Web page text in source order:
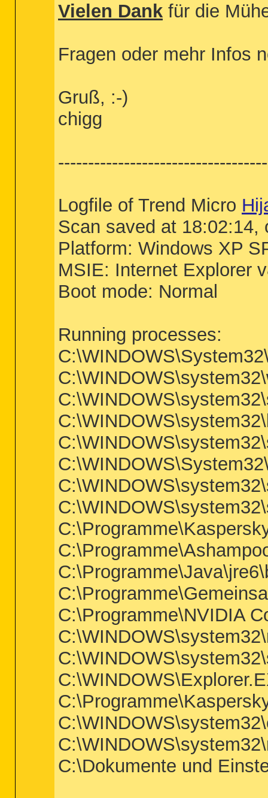
Vielen Dank für die
Fragen oder mehr Infos
Gruß, :-)
chigg
Logfile of Trend Micro
Scan saved at 18:02:14,
Platform: Windows XP
MSIE: Internet Explorer
Boot mode: Normal
Running processes:
C:\Programme\NVIDIA
C:\Dokumente und